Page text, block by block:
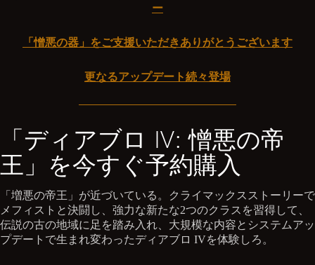
ー
「憎悪の器」をご支援いただきありがとうございます
更なるアップデート続々登場
「ディアブロ IV: 憎悪の帝
王」を今すぐ予約購入
「増悪の帝王」が近づいている。クライマックスストーリーで
メフィストと決闘し、強力な新たな2つのクラスを習得して、
伝説の古の地域に足を踏み入れ、大規模な内容とシステムアッ
プデートで生まれ変わったディアブロ IVを体験しろ。